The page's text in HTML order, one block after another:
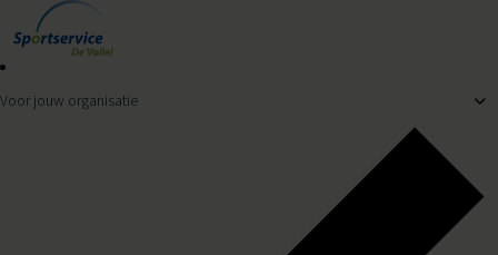
Ga naar de inhoud
Voor jouw organisatie